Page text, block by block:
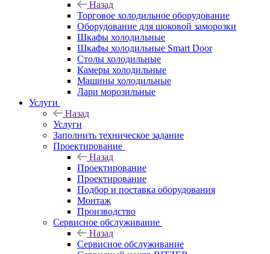
Назад
Торговое холодильное оборудование
Оборудование для шоковой заморозки
Шкафы холодильные
Шкафы холодильные Smart Door
Столы холодильные
Камеры холодильные
Машины холодильные
Лари морозильные
Услуги
Назад
Услуги
Заполнить техническое задание
Проектирование
Назад
Проектирование
Проектирование
Подбор и поставка оборудования
Монтаж
Производство
Сервисное обслуживание
Назад
Сервисное обслуживание